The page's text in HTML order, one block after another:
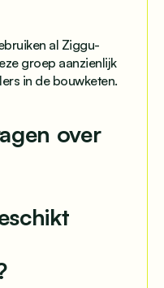
al Ziggu-
groep aanzienlijk
in de bouwketen.
over